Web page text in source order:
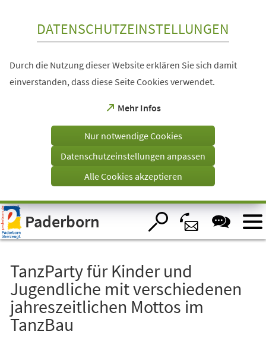
Visuelle
Assistenzsoftware
öffnen.
DATENSCHUTZEINSTELLUNGEN
Durch die Nutzung dieser Website erklären Sie sich damit
einverstanden, dass diese Seite Cookies verwendet.
Mehr Infos
(Öffnet
einem
Tab)
Nur notwendige Cookies
Datenschutzeinstellungen anpassen
Alle Cookies akzeptieren
Paderborn
TanzParty für Kinder und
Jugendliche mit verschiedenen
jahreszeitlichen Mottos im
TanzBau